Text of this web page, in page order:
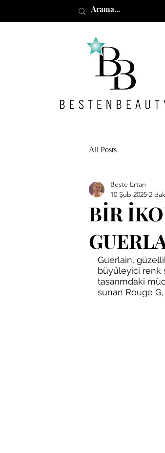
All Posts
BİR
Beste Ertan
10 Şub 2025 2
Guerlain,
büyüleyici renk
tasarımdaki
sunan Rouge